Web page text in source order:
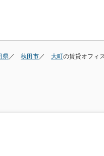
県 秋田市 大町の賃貸オフィ